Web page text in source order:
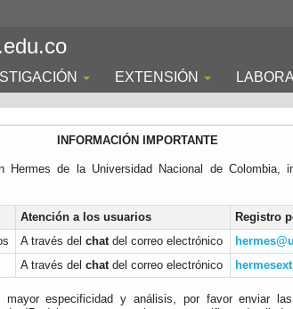
EXTENSIÓN
INFORMACIÓN IMPORTANTE
Hermes de la Universidad Nacional de Colombia,
Atención a los usuarios
Registro
A través del chatdel correo electrónico
A través del chatdel correo electrónico
mayor especificidad y análisis, por favor enviar